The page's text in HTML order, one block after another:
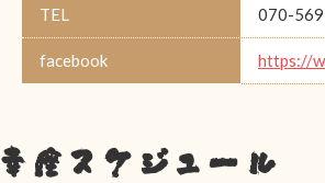
TEL 070-
facebook https://
幸座スケジュール